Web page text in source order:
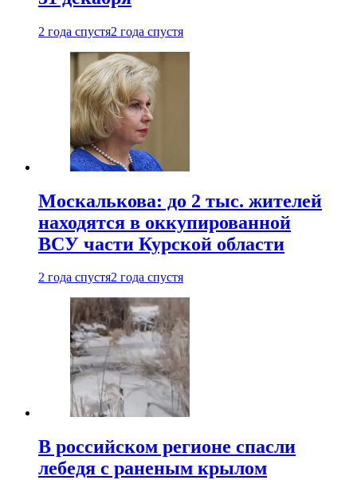
2 года спустя2 года спустя
Москалькова: до 2 тыс. жителей
находятся в оккупированной
ВСУ части Курской области
2 года спустя2 года спустя
В российском регионе спасли
лебедя с раненым крылом